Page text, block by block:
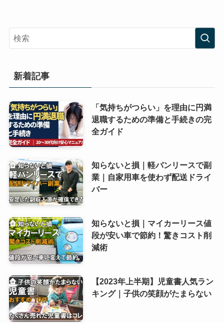
新着記事
「気持ちがつらい」を理由に円満
退職するための準備と手続きの完
全ガイド
知らないと損｜軽バンリースで副
業｜自家用車を使わず配送ドライ
バー
知らないと損｜マイカーリース値
段が安い車で節約！驚きコスト削
減術
【2023年上半期】児童書人気ラン
キング｜子供の笑顔がたまらない